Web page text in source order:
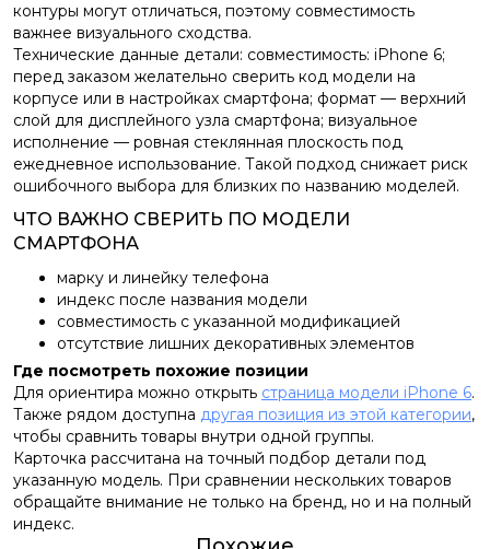
контуры могут отличаться, поэтому совместимость
важнее визуального сходства.
Технические данные детали: совместимость: iPhone 6;
перед заказом желательно сверить код модели на
корпусе или в настройках смартфона; формат — верхний
слой для дисплейного узла смартфона; визуальное
исполнение — ровная стеклянная плоскость под
ежедневное использование. Такой подход снижает риск
ошибочного выбора для близких по названию моделей.
ЧТО ВАЖНО СВЕРИТЬ ПО МОДЕЛИ
СМАРТФОНА
марку и линейку телефона
индекс после названия модели
совместимость с указанной модификацией
отсутствие лишних декоративных элементов
Где посмотреть похожие позиции
Для ориентира можно открыть страница модели iPhone 6.
Также рядом доступна другая позиция из этой категории,
чтобы сравнить товары внутри одной группы.
Карточка рассчитана на точный подбор детали под
указанную модель. При сравнении нескольких товаров
обращайте внимание не только на бренд, но и на полный
индекс.